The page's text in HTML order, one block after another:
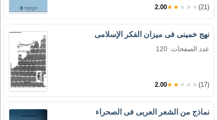
2.00★★★★★ (21)
نهج خمينى فى ميزان الفكر الإسلامى
عدد الصفحات: 120
2.00★★★★★ (17)
نماذج من الشعر العربى فى الصحراء